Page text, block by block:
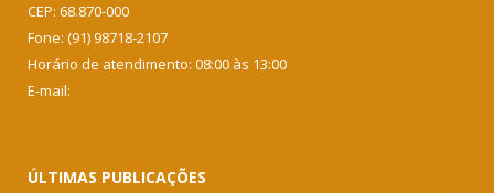
CEP: 68.870-000
Fone: (91) 98718-2107
Horário de atendimento: 08:00 às 13:00
E-mail:
ÚLTIMAS PUBLICAÇÕES